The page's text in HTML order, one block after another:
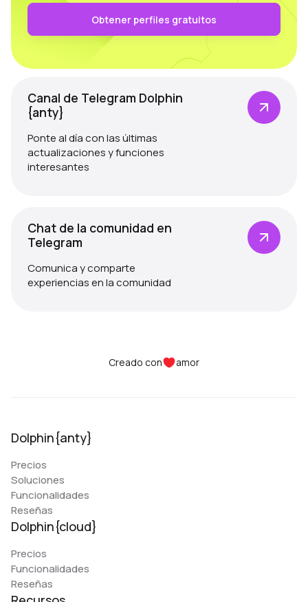
Obtener perfiles gratuitos
Canal de Telegram Dolphin
{anty}
Ponte al día con las últimas
actualizaciones y funciones
interesantes
Chat de la comunidad en
Telegram
Comunica y comparte
experiencias en la comunidad
Creado con amor
Dolphin{anty}
Precios
Soluciones
Funcionalidades
Reseñas
Dolphin{cloud}
Precios
Funcionalidades
Reseñas